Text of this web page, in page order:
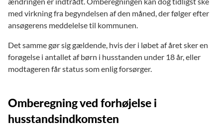
med virkning fra begyndelsen af den måned, der følger efter
ansøgerens meddelelse til kommunen.
Det samme gør sig gældende, hvis der i løbet af året sker en
forøgelse i antallet af børn i husstanden under 18 år, eller
modtageren får status som enlig forsørger.
Omberegning ved forhøjelse i
husstandsindkomsten